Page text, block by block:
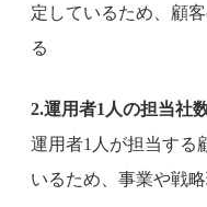
定しているため、顧
る
2.運用者1人の担当社
運用者1人が担当する
いるため、事業や戦